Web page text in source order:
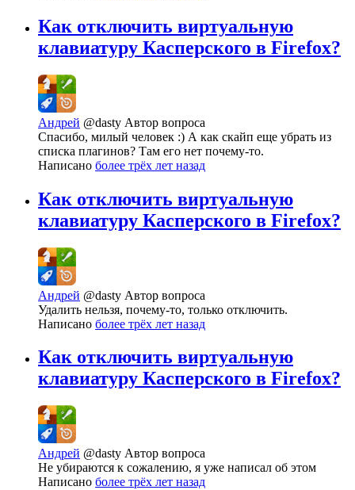
Как отключить виртуальную
клавиатуру Касперского в Firefox?
Андрей @dasty Автор вопроса
Спасибо, милый человек :) А как скайп еще убрать из
списка плагинов? Там его нет почему-то.
Написано более трёх лет назад
Как отключить виртуальную
клавиатуру Касперского в Firefox?
Андрей @dasty Автор вопроса
Удалить нельзя, почему-то, только отключить.
Написано более трёх лет назад
Как отключить виртуальную
клавиатуру Касперского в Firefox?
Андрей @dasty Автор вопроса
Не убираются к сожалению, я уже написал об этом
Написано более трёх лет назад